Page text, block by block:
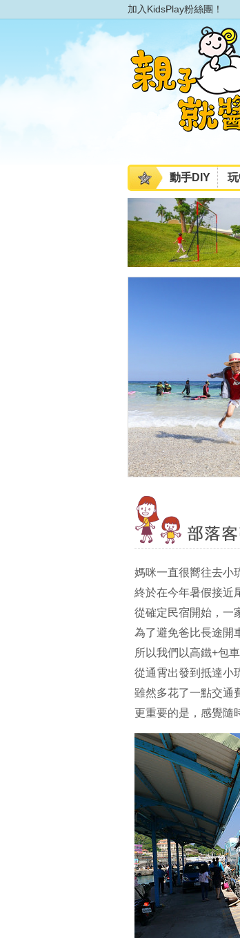
加入KidsPlay粉絲團！
動手DIY
媽咪一直很嚮往去小
終於在今年暑假接近
從確定民宿開始，一
為了避免爸比長途開
所以我們以高鐵+包
從通霄出發到抵達小
雖然多花了一點交通
更重要的是，感覺隨